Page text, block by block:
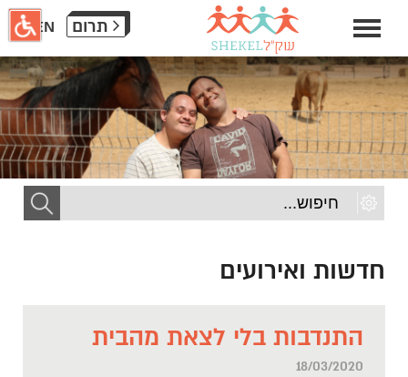
דף
אינטרנט,
לחץ
אנטר
כדי
לעבור
לאזור
תרום EN
חדשות ואירועים
התנדבות בלי לצאת מהבית
18/03/2020